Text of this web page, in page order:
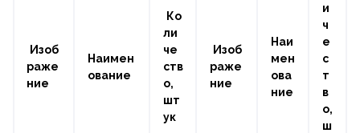
Изоб
раже
ние
Наимен
ование
Ко
ли
че
ств
о,
шт
ук
Изоб
раже
ние
Наи
мен
ова
ние
и
ч
е
с
т
в
о,
ш